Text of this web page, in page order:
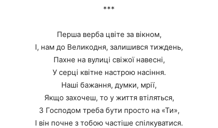
***
Перша верба цвіте за вікном,
І, нам до Великодня, залишився тиждень,
Пахне на вулиці свіжої навесні,
У серці квітне настрою насіння.
Наші бажання, думки, мрії,
Якщо захочеш, то у життя втіляться,
З Господом треба бути просто на «Ти»,
І він почне з тобою частіше спілкуватися.